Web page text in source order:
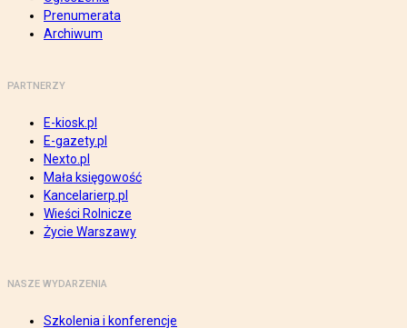
Prenumerata
Archiwum
PARTNERZY
E-kiosk.pl
E-gazety.pl
Nexto.pl
Mała księgowość
Kancelarierp.pl
Wieści Rolnicze
Życie Warszawy
NASZE WYDARZENIA
Szkolenia i konferencje